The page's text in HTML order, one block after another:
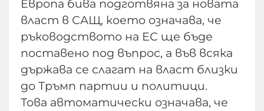
Европа бива подготвяна за новата
власт в САЩ, което означава, че
ръководството на ЕС ще бъде
поставено под въпрос, а във всяка
държава се слагат на власт близки
до Тръмп партии и политици.
Това автоматически означава, че